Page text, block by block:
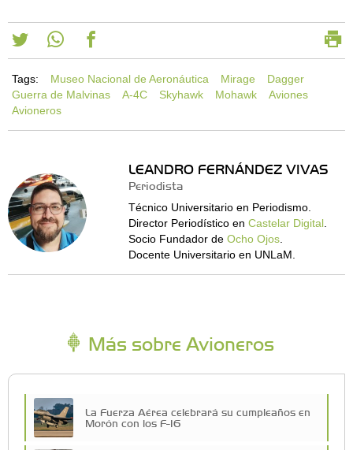
Tags: Museo Nacional de Aeronáutica Mirage
Dagger
Guerra de Malvinas
A-4C Skyhawk Mohawk
Aviones
Avioneros
LEANDRO FERNÁNDEZ VIVAS
Periodista
Técnico Universitario en Periodismo.
Director Periodístico en Castelar Digital.
Socio Fundador de Ocho Ojos.
Docente Universitario en UNLaM.
Más sobre Avioneros
La Fuerza Aérea celebrará su cumpleaños en
Morón con los F-16